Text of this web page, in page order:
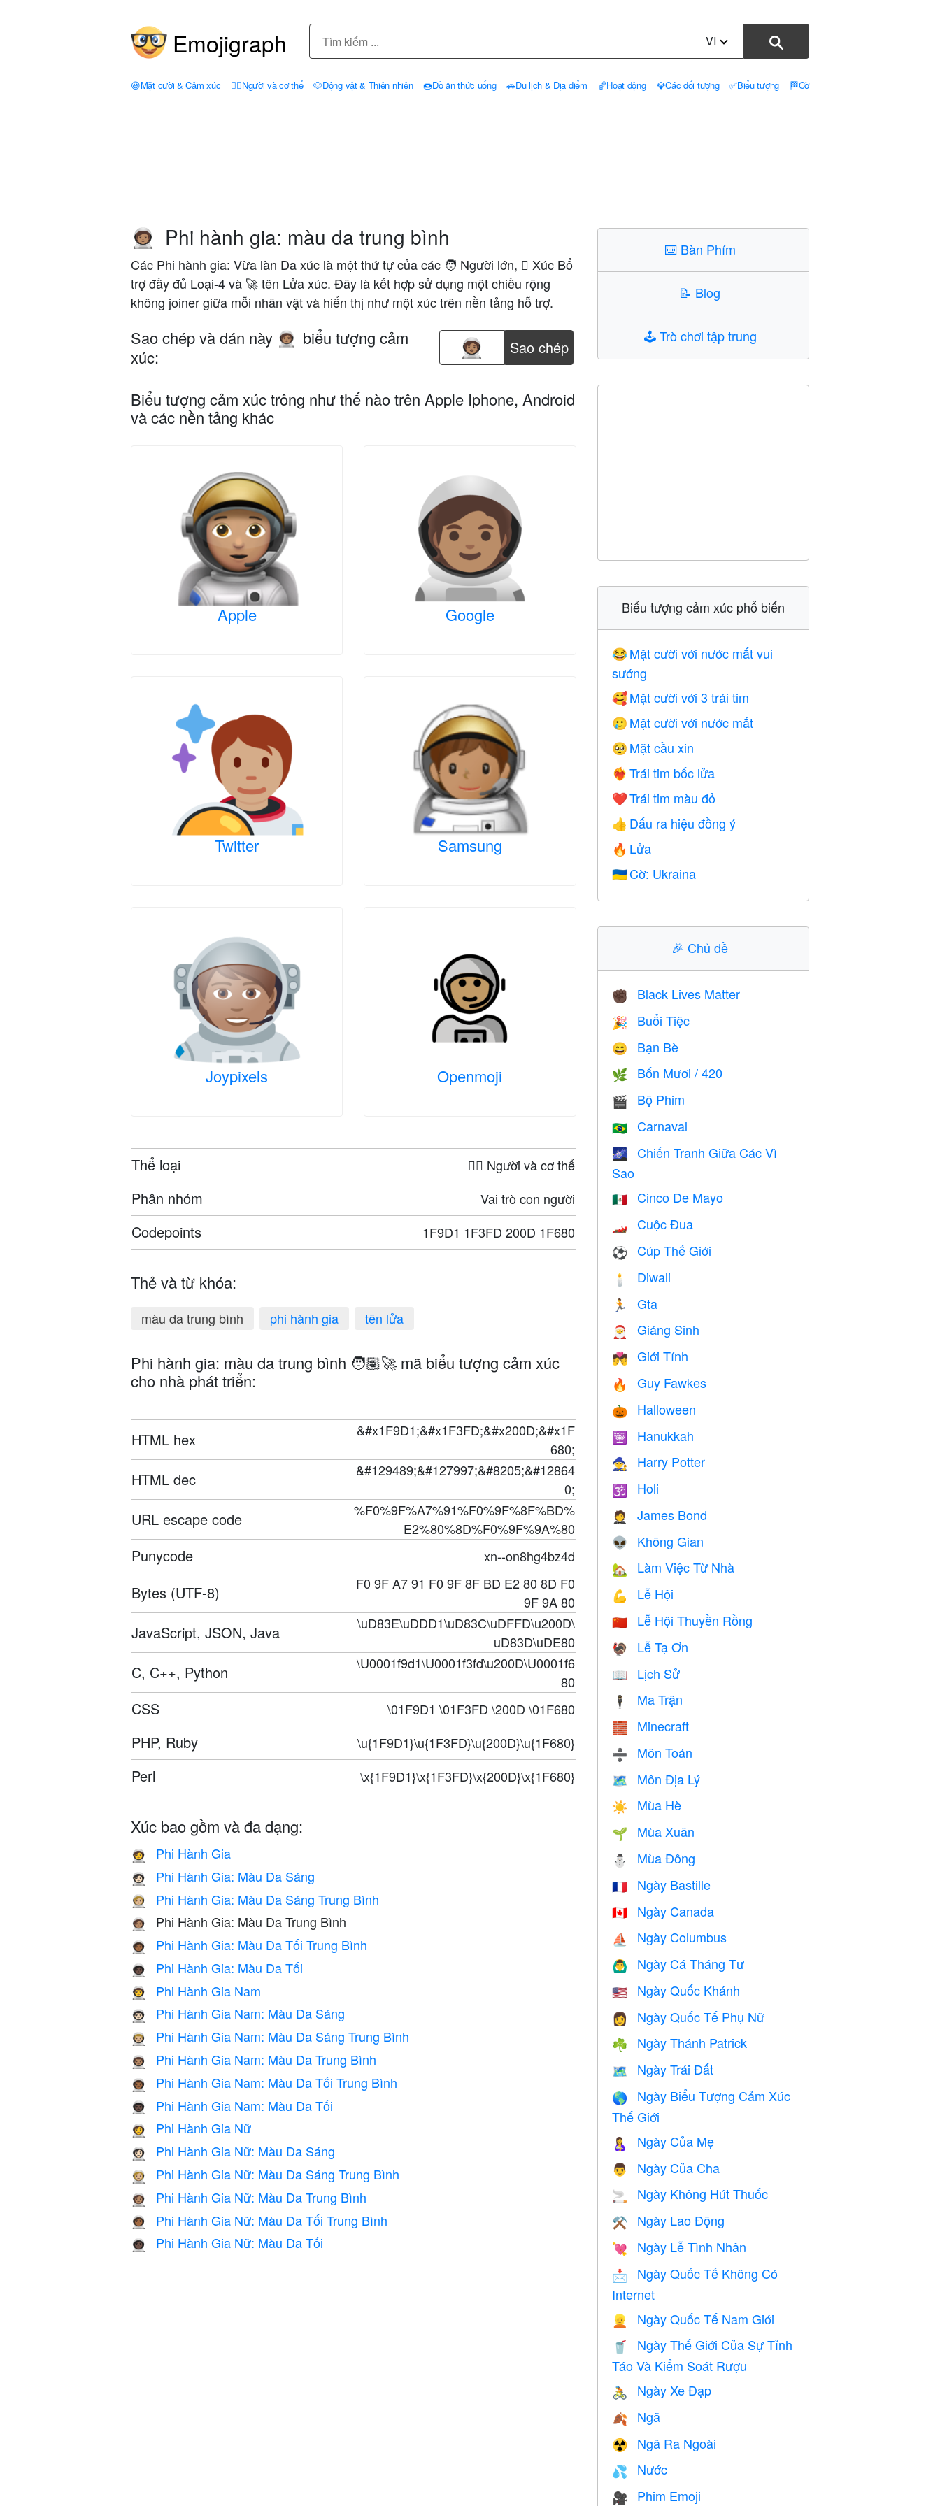
Emojigraph VI
😃Mặt cười & Cảm xúc 🤦‍♀️Người và cơ thể 🐶Động vật & Thiên nhiên 🍩Đồ ăn thức uống 🚗Du lịch & Địa điểm 🏀Hoạt động 💎Các đối tượng ✅Biểu tượng 🏁Cờ
🧑🏽‍🚀 Phi hành gia: màu da trung bình
Các Phi hành gia: Vừa làn Da xúc là một thứ tự của các 🧑 Người lớn, 🏽 Xúc Bổ
trợ đầy đủ Loại-4 và 🚀 tên Lửa xúc. Đây là kết hợp sử dụng một chiều rộng
không joiner giữa mỗi nhân vật và hiển thị như một xúc trên nền tảng hỗ trợ.
Sao chép và dán này 🧑🏽‍🚀 biểu tượng cảm
xúc:
Sao chép
Biểu tượng cảm xúc trông như thế nào trên Apple Iphone, Android
và các nền tảng khác
Apple Google
Twitter Samsung
Joypixels Openmoji
Thể loại 🤦‍♀️ Người và cơ thể
Phân nhóm Vai trò con người
Codepoints 1F9D1 1F3FD 200D 1F680
Thẻ và từ khóa:
màu da trung bình phi hành gia tên lửa
Phi hành gia: màu da trung bình 🧑🏽‍🚀 mã biểu tượng cảm xúc
cho nhà phát triển:
HTML hex
&#x1F9D1;&#x1F3FD;&#x200D;&#x1F
680;
HTML dec
&#129489;&#127997;&#8205;&#12864
0;
URL escape code
%F0%9F%A7%91%F0%9F%8F%BD%
E2%80%8D%F0%9F%9A%80
Punycode xn--on8hg4bz4d
Bytes (UTF-8)
F0 9F A7 91 F0 9F 8F BD E2 80 8D F0
9F 9A 80
JavaScript, JSON, Java
\uD83E\uDDD1\uD83C\uDFFD\u200D\
uD83D\uDE80
C, C++, Python
\U0001f9d1\U0001f3fd\u200D\U0001f6
80
CSS \01F9D1 \01F3FD \200D \01F680
PHP, Ruby \u{1F9D1}\u{1F3FD}\u{200D}\u{1F680}
Perl \x{1F9D1}\x{1F3FD}\x{200D}\x{1F680}
Xúc bao gồm và đa dạng:
🧑‍🚀 Phi Hành Gia
🧑🏻‍🚀 Phi Hành Gia: Màu Da Sáng
🧑🏼‍🚀 Phi Hành Gia: Màu Da Sáng Trung Bình
🧑🏽‍🚀 Phi Hành Gia: Màu Da Trung Bình
🧑🏾‍🚀 Phi Hành Gia: Màu Da Tối Trung Bình
🧑🏿‍🚀 Phi Hành Gia: Màu Da Tối
👨‍🚀 Phi Hành Gia Nam
👨🏻‍🚀 Phi Hành Gia Nam: Màu Da Sáng
👨🏼‍🚀 Phi Hành Gia Nam: Màu Da Sáng Trung Bình
👨🏽‍🚀 Phi Hành Gia Nam: Màu Da Trung Bình
👨🏾‍🚀 Phi Hành Gia Nam: Màu Da Tối Trung Bình
👨🏿‍🚀 Phi Hành Gia Nam: Màu Da Tối
👩‍🚀 Phi Hành Gia Nữ
👩🏻‍🚀 Phi Hành Gia Nữ: Màu Da Sáng
👩🏼‍🚀 Phi Hành Gia Nữ: Màu Da Sáng Trung Bình
👩🏽‍🚀 Phi Hành Gia Nữ: Màu Da Trung Bình
👩🏾‍🚀 Phi Hành Gia Nữ: Màu Da Tối Trung Bình
👩🏿‍🚀 Phi Hành Gia Nữ: Màu Da Tối
⌨️ Bàn Phím
📝 Blog
🕹️Trò chơi tập trung
Biểu tượng cảm xúc phổ biến
😂 Mặt cười với nước mắt vui
sướng
🥰 Mặt cười với 3 trái tim
🥲 Mặt cười với nước mắt
🥺 Mặt cầu xin
❤️‍🔥 Trái tim bốc lửa
❤️ Trái tim màu đỏ
👍 Dấu ra hiệu đồng ý
🔥 Lửa
🇺🇦Cờ: Ukraina
🎉Chủ đề
✊🏿 Black Lives Matter
🎉 Buổi Tiệc
😄 Bạn Bè
🌿 Bốn Mươi / 420
🎬 Bộ Phim
🇧🇷 Carnaval
🌌
Chiến Tranh Giữa Các Vì
Sao
🇲🇽 Cinco De Mayo
🏎 Cuộc Đua
⚽ Cúp Thế Giới
🕯 Diwali
🏃 Gta
🎅 Giáng Sinh
💏 Giới Tính
🔥 Guy Fawkes
🎃 Halloween
🕎 Hanukkah
🧙 Harry Potter
🕉 Holi
🤵 James Bond
👽 Không Gian
🏡 Làm Việc Từ Nhà
💪 Lễ Hội
🇨🇳 Lễ Hội Thuyền Rồng
🦃 Lễ Tạ Ơn
📖 Lịch Sử
🕴️ Ma Trận
🧱 Minecraft
➗ Môn Toán
🗺 Môn Địa Lý
☀️ Mùa Hè
🌱 Mùa Xuân
⛄ Mùa Đông
🇫🇷 Ngày Bastille
🇨🇦 Ngày Canada
⛵️ Ngày Columbus
🙆‍♂️ Ngày Cá Tháng Tư
🇺🇸 Ngày Quốc Khánh
👩 Ngày Quốc Tế Phụ Nữ
☘️ Ngày Thánh Patrick
🗺️ Ngày Trái Đất
🌎
Ngày Biểu Tượng Cảm Xúc
Thế Giới
🤱 Ngày Của Mẹ
👨 Ngày Của Cha
🚬 Ngày Không Hút Thuốc
⚒️ Ngày Lao Động
💘 Ngày Lễ Tình Nhân
📩
Ngày Quốc Tế Không Có
Internet
👱 Ngày Quốc Tế Nam Giới
🥤
Ngày Thế Giới Của Sự Tỉnh
Táo Và Kiểm Soát Rượu
🚴 Ngày Xe Đạp
🍂 Ngã
☢️ Ngã Ra Ngoài
💦 Nước
🎥 Phim Emoji